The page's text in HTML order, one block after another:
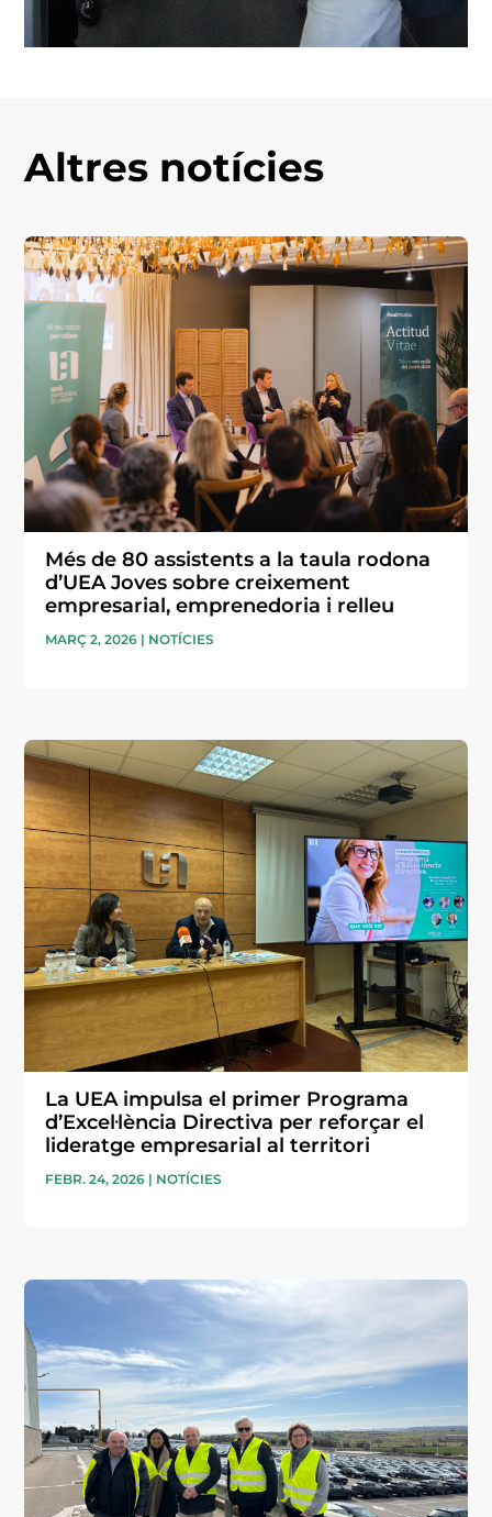
Altres notícies
Més de 80 assistents a la taula rodona
d’UEA Joves sobre creixement
empresarial, emprenedoria i relleu
MARÇ 2, 2026 | NOTÍCIES
La UEA impulsa el primer Programa
d’Excel·lència Directiva per reforçar el
lideratge empresarial al territori
FEBR. 24, 2026 | NOTÍCIES